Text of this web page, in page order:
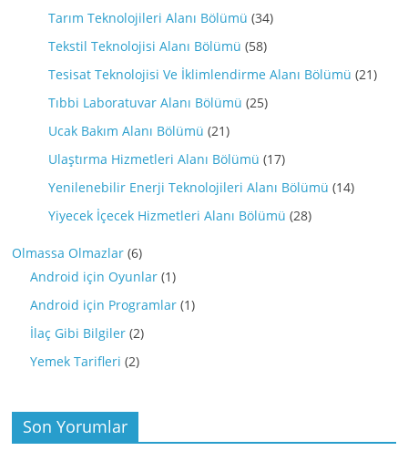
Tarım Teknolojileri Alanı Bölümü (34)
Tekstil Teknolojisi Alanı Bölümü (58)
Tesisat Teknolojisi Ve İklimlendirme Alanı Bölümü (21)
Tıbbi Laboratuvar Alanı Bölümü (25)
Ucak Bakım Alanı Bölümü (21)
Ulaştırma Hizmetleri Alanı Bölümü (17)
Yenilenebilir Enerji Teknolojileri Alanı Bölümü (14)
Yiyecek İçecek Hizmetleri Alanı Bölümü (28)
Olmassa Olmazlar (6)
Android için Oyunlar (1)
Android için Programlar (1)
İlaç Gibi Bilgiler (2)
Yemek Tarifleri (2)
Son Yorumlar